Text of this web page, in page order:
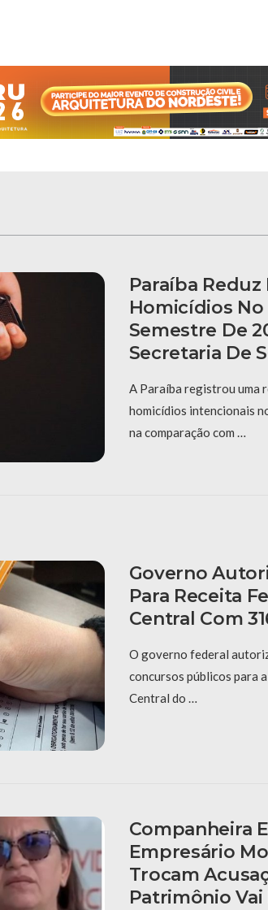
Paraíba Reduz
Homicídios
Semestre De
Secretaria De
A Paraíba registrou uma
homicídios intencionais
na comparação com …
Governo
Para Receita
Central Com
O governo federal
concursos públicos para
Central do …
Companheira
Empresário
Trocam
Patrimônio Vai